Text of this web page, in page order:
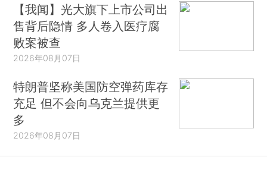
【我闻】光大旗下上市公司出
售背后隐情 多人卷入医疗腐
败案被查
2026年08月07日
特朗普坚称美国防空弹药库存
充足 但不会向乌克兰提供更
多
2026年08月07日